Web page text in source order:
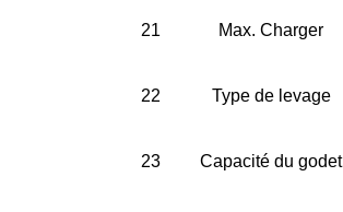
21 Max. Charger
22 Type de levage
23 Capacité du godet